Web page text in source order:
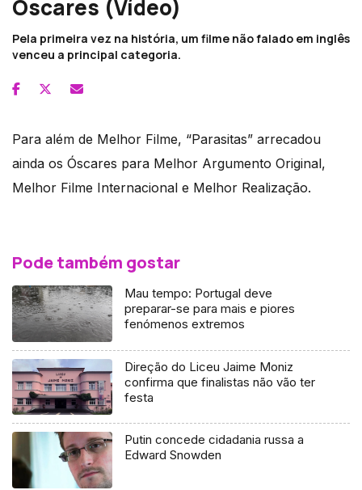
Óscares (Vídeo)
Pela primeira vez na história, um filme não falado em inglês
venceu a principal categoria.
Para além de Melhor Filme, “Parasitas” arrecadou
ainda os Óscares para Melhor Argumento Original,
Melhor Filme Internacional e Melhor Realização.
Pode também gostar
Mau tempo: Portugal deve
preparar-se para mais e piores
fenómenos extremos
Direção do Liceu Jaime Moniz
confirma que finalistas não vão ter
festa
Putin concede cidadania russa a
Edward Snowden